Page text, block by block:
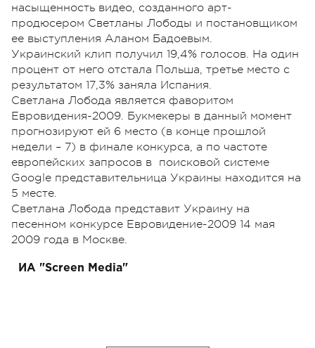
насыщенность видео, созданного арт-
продюсером Светланы Лободы и постановщиком
ее выступления Аланом Бадоевым.
Украинский клип получил 19,4% голосов. На один
процент от него отстала Польша, третье место с
результатом 17,3% заняла Испания.
Светлана Лобода является фаворитом
Евровидения-2009. Букмекеры в данный момент
прогнозируют ей 6 место (в конце прошлой
недели – 7) в финале конкурса, а по частоте
европейских запросов в поисковой системе
Google представительница Украины находится на
5 месте.
Светлана Лобода представит Украину на
песенном конкурсе Евровидение-2009 14 мая
2009 года в Москве.
ИА "Screen Media"